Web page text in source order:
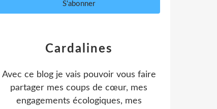
Cardalines
Avec ce blog je vais pouvoir vous faire
partager mes coups de cœur, mes
engagements écologiques, mes